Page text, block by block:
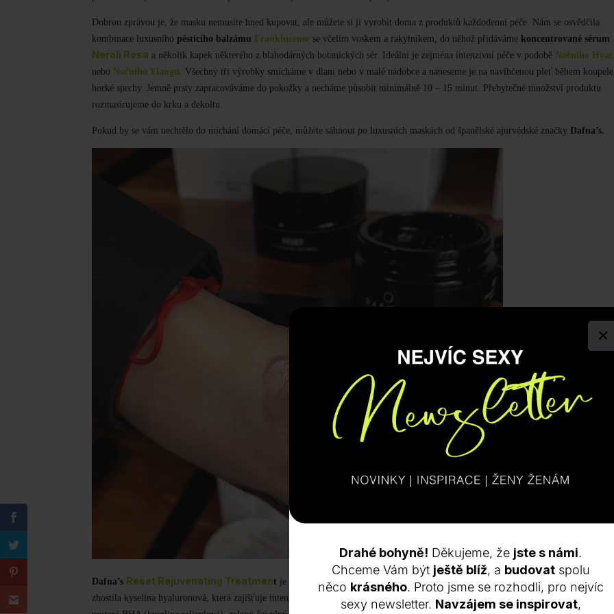
Drahé bohyně! Děkujeme, že jste s námi.
Chceme Vám být ještě blíž, a budovatspolu
něco krásného. Proto jsme se rozhodli, pro nejvíc
sexy newsletter. Navzájem se inspirovat,
×
Dobrou zprávou je, že masku nemusíte hned kupovat, ale můžete si ji vyrobit doma z produktů každodenní péče. Nám se osvědčila
kombinace luxusní ho pěstící ho balzámu Frankincense se včelím voskem a rakytníkem ,do něhož přidáváme koncentrované sérum
Neroli Rosa a několik kapek některého z blahodárných botanických sér. Ideální je zejména intenzivní péče v podobě Nočního
nebo Nočního Ylangu . Všechny tři výrobky smícháme v dlani nebo v malé nádobce a naneseme je na navlhčenou pleť během
horké sprchy. Jemně prsty zapracováváme do pokožky a necháme působit minimálně 10 – 15 minut. Přebytečné množství produktu
rozmasírujeme do krku a dekoltu.
Pokud by se vám nechtělo do míchání domácí péče, můžete sáhnout po luxusních maskách od španělské ajurvédské značky Dafna’s.
Dafna’s Reset Rejuvenating Treatment je enzymatická, hluboce revitalizační a omlazující . Role k líčové ingredienc
zhostila kyselina hyaluronová, která zajišťuje intenzivní hydrataci a redukuje jemné vrásky. O uvolnění pórů a regulaci kožního mazu se